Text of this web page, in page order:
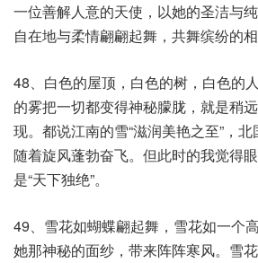
一位善解人意的天使，以她的圣洁与
自在地与柔情翩翩起舞，共舞缤纷的相
48、白色的屋顶，白色的树，白色的
的雾把一切都变得神秘朦胧，就是稍
现。都说江南的雪“滋润美艳之至”，北
随着旋风蓬勃奋飞。但此时的我觉得
是“天下独绝”。
49、雪花如蝴蝶翩起舞，雪花如一个
她那神秘的面纱，带来阵阵寒风。雪